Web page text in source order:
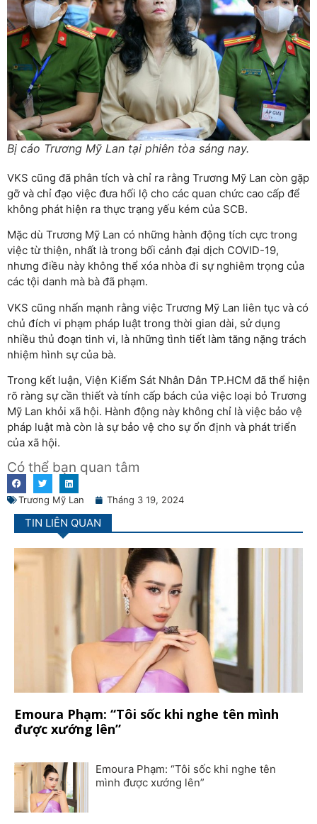
Bị cáo Trương Mỹ Lan tại phiên tòa sáng nay.
VKS cũng đã phân tích và chỉ ra rằng Trương Mỹ Lan còn gặp
gỡ và chỉ đạo việc đưa hối lộ cho các quan chức cao cấp để
không phát hiện ra thực trạng yếu kém của SCB.
Mặc dù Trương Mỹ Lan có những hành động tích cực trong
việc từ thiện, nhất là trong bối cảnh đại dịch COVID-19,
nhưng điều này không thể xóa nhòa đi sự nghiêm trọng của
các tội danh mà bà đã phạm.
VKS cũng nhấn mạnh rằng việc Trương Mỹ Lan liên tục và có
chủ đích vi phạm pháp luật trong thời gian dài, sử dụng
nhiều thủ đoạn tinh vi, là những tình tiết làm tăng nặng trách
nhiệm hình sự của bà.
Trong kết luận, Viện Kiểm Sát Nhân Dân TP.HCM đã thể hiện
rõ ràng sự cần thiết và tính cấp bách của việc loại bỏ Trương
Mỹ Lan khỏi xã hội. Hành động này không chỉ là việc bảo vệ
pháp luật mà còn là sự bảo vệ cho sự ổn định và phát triển
của xã hội.
Có thể bạn quan tâm
Trương Mỹ Lan Tháng 3 19, 2024
TIN LIÊN QUAN
Emoura Phạm: “Tôi sốc khi nghe tên mình
được xướng lên”
Emoura Phạm: “Tôi sốc khi nghe tên
mình được xướng lên”